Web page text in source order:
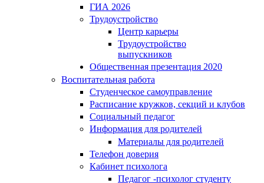
ГИА 2026
Трудоустройство
Центр карьеры
Трудоустройство
выпускников
Общественная презентация 2020
Воспитательная работа
Студенческое самоуправление
Расписание кружков, секций и клубов
Социальный педагог
Информация для родителей
Материалы для родителей
Телефон доверия
Кабинет психолога
Педагог -психолог студенту